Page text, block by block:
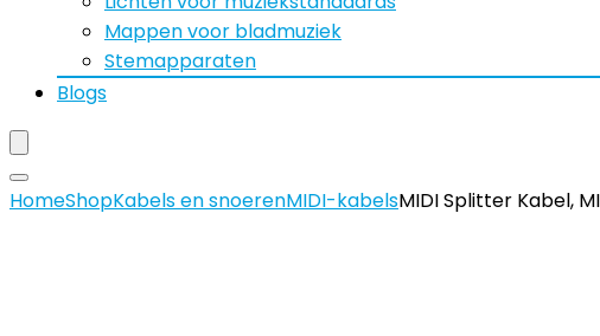
Mappen voor bladmuziek
Stemapparaten
Blogs
HomeShopKabels en snoerenMIDI-kabelsMIDI Splitter Kabel,